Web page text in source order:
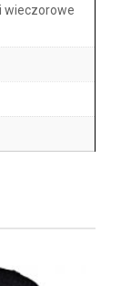
wieczorowe